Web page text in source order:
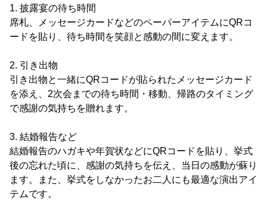
1. 披露宴の待ち時間
席札、メッセージカードなどのペーパーアイテムにQRコ
ードを貼り、待ち時間を笑顔と感動の間に変えます。
2. 引き出物
引き出物と一緒にQRコードが貼られたメッセージカード
を添え、2次会までの待ち時間・移動、帰路のタイミング
で感謝の気持ちを贈れます。
3. 結婚報告など
結婚報告のハガキや年賀状などにQRコードを貼り、挙式
後の忘れた頃に、感謝の気持ちを伝え、当日の感動が蘇り
ます。また、挙式をしなかったお二人にも最適な演出アイ
テムです。